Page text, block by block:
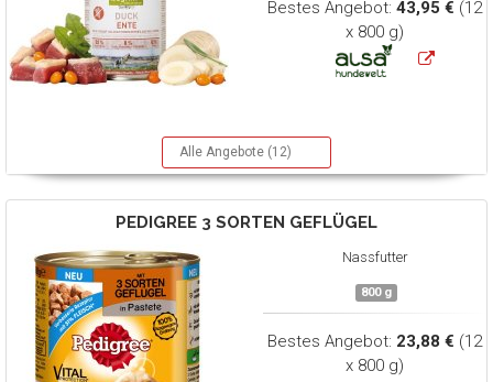
Bestes Angebot: 43,95 € (12
x 800 g)
Alle Angebote (12)
PEDIGREE 3 SORTEN GEFLÜGEL
Nassfutter
800 g
Bestes Angebot: 23,88 € (12
x 800 g)